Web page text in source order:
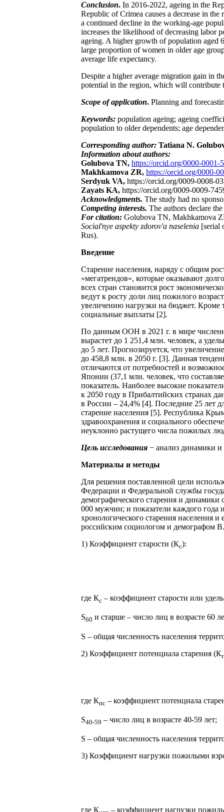
Conclusion. In 2016-2022, ageing in the
Republic of Crimea causes a decrease in
a continued decline in the working-age
increases the likelihood of decreasing labor
ageing. A higher growth of population aged
large proportion of women in older age
average life expectancy.
Despite a higher average migration gain in
potential in the region, which will contribute
Scope of application. Planning and
Keywords: population ageing; ageing
population to older dependents; age
Corresponding author: Tatiana N.
Information about authors:
Golubova TN, https://orcid.org/0000-0001-
Makhkamova ZR, https://orcid.org/0000-
Serdyuk VA, https://orcid.org/0009-0008-
Zayats KA, https://orcid.org/0009-0009-
Acknowledgments. The study had no
Competing interests. The authors declare
For citation: Golubova TN, Makhkamova
Social'nye aspekty zdorov'a naselenia [serial
Rus).
Введение
Старение населения, наряду с общим
«мегатрендов», которые оказывают
всех стран становится рост
ведут к росту доли лиц пожилого
увеличению нагрузки на бюджет. Кроме
социальные выплаты [2].
По данным ООН в 2021 г. в мире
вырастет до 1 251,4 млн. человек, а
до 5 лет. Прогнозируется, что
до 458,8 млн. в 2050 г. [3]. Данная
отличаются от потребностей и
Японии (37,1 млн. человек, что
показатель. Наиболее высокие
к 2050 году в Прибалтийских странах
в России – 24,4% [4]. Последние 25 лет
старение населения [5]. Республика
здравоохранения и социального
неуклонно растущего числа пожилых
Цель исследования − анализ динамики и
Материалы и методы
Для решения поставленной цели
Федерации и Федеральной службы
демографического старения и динамики
000 мужчин; и показатели каждого года
хронологического старения населения
российским социологом и демографом
1) Коэффициент старости (Кс):
где Кс – коэффициент старости или
S60 и старше – число лиц в возрасте 60
S – общая численность населения
2) Коэффициент потенциала старения (К
где Кпс – коэффициент потенциала
S40-59 – число лиц в возрасте 40-59 лет;
S – общая численность населения
3) Коэффициент нагрузки пожилыми
где К – коэффициент нагрузки